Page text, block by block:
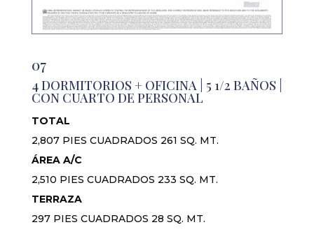
07
4 DORMITORIOS + OFICINA | 5 1/2 BAÑOS |
CON CUARTO DE PERSONAL
TOTAL
2,807 PIES CUADRADOS 261 SQ. MT.
ÁREA A/C
2,510 PIES CUADRADOS 233 SQ. MT.
TERRAZA
297 PIES CUADRADOS 28 SQ. MT.